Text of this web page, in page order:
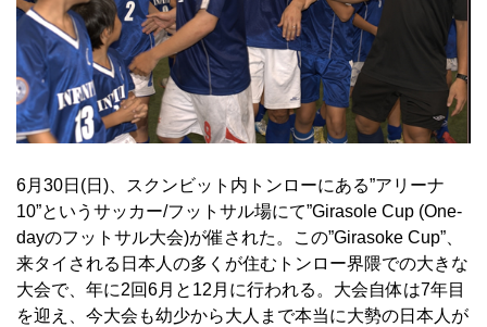
6月30日(日)、スクンビット内トンローにある”アリーナ
10”というサッカー/フットサル場にて”Girasole Cup (One-
dayのフットサル大会)が催された。この”Girasoke Cup”、
来タイされる日本人の多くが住むトンロー界隈での大きな
大会で、年に2回6月と12月に行われる。大会自体は7年目
を迎え、今大会も幼少から大人まで本当に大勢の日本人が